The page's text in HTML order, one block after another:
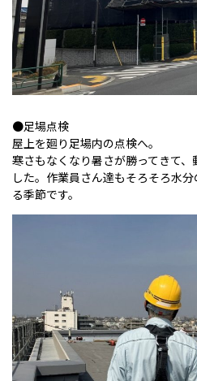
●足場点検
屋上を廻り足場内の点検へ。
寒さもなくなり暑さが勝ってきて
した。作業員さん達もそろそろ水
る季節です。